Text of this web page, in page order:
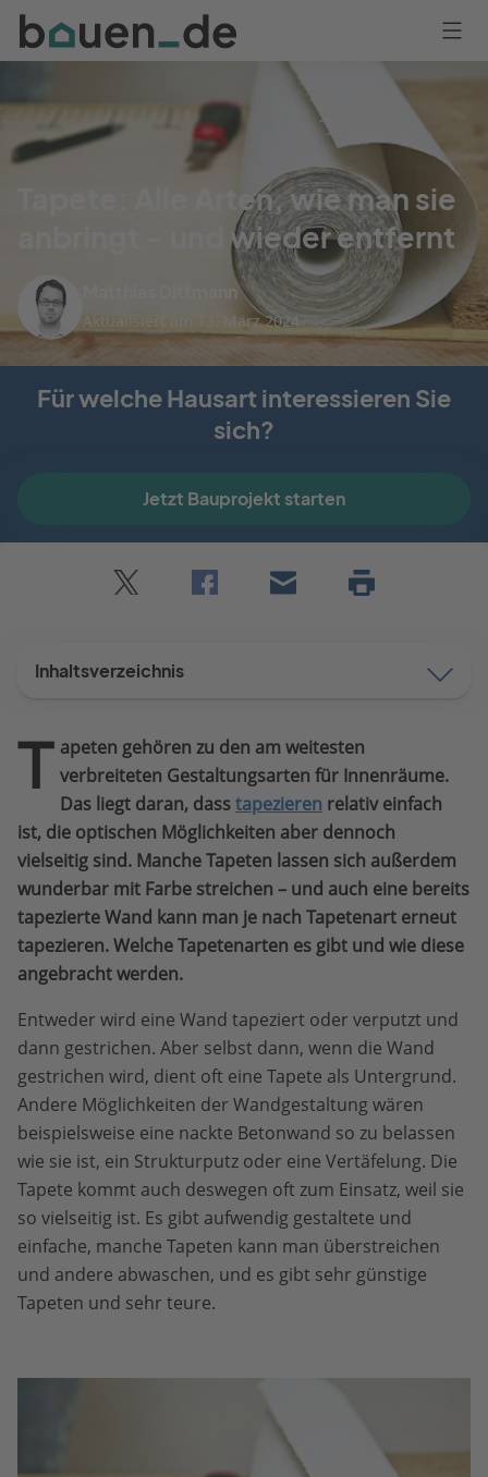
Bauen
Logo
Tapete: Alle Arten, wie man sie
anbringt – und wieder entfernt
Matthias Dittmann
Aktualisiert am 13. März 2024
Für welche Hausart interessieren Sie
sich?
Jetzt Bauprojekt starten
Inhaltsverzeichnis
T apeten gehören zu den am weitesten
verbreiteten Gestaltungsarten für Innenräume.
Das liegt daran, dasstapezieren relativ einfach
ist, die optischen Möglichkeiten aber dennoch
vielseitig sind. Manche Tapeten lassen sich außerdem
wunderbar mit Farbe streichen – und auch eine bereits
tapezierte Wand kann man je nach Tapetenart erneut
tapezieren. Welche Tapetenarten es gibt und wie diese
angebracht werden.
Entweder wird eine Wand tapeziert oder verputzt und
dann gestrichen. Aber selbst dann, wenn die Wand
gestrichen wird, dient oft eine Tapete als Untergrund.
Andere Möglichkeiten der Wandgestaltung wären
beispielsweise eine nackte Betonwand so zu belassen
wie sie ist, ein Strukturputz oder eine Vertäfelung. Die
Tapete kommt auch deswegen oft zum Einsatz, weil sie
so vielseitig ist. Es gibt aufwendig gestaltete und
einfache, manche Tapeten kann man überstreichen
und andere abwaschen, und es gibt sehr günstige
Tapeten und sehr teure.